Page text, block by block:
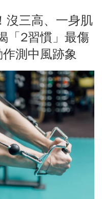
沒三高、一身肌
「2習慣」最傷
測中風跡象